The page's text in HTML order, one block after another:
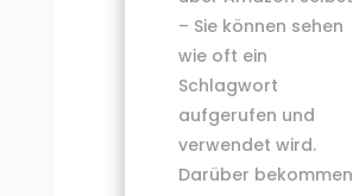
– Sie können sehen
wie oft ein
Schlagwort
aufgerufen und
verwendet wird.
Darüber bekommen